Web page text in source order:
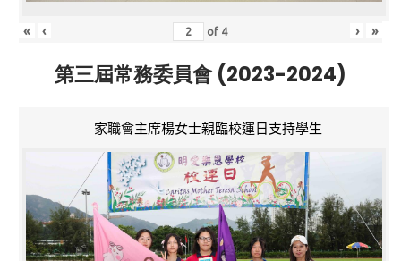
« ‹ of 4 › »
第三屆常務委員會 (2023-2024)
家職會主席楊女士親臨校運日支持學生